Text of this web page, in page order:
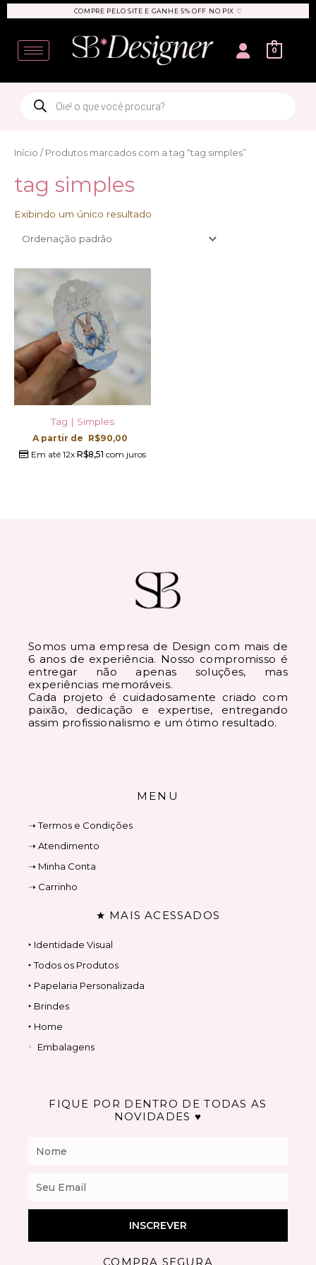
conteúdo
COMPRE PELO SITE E GANHE 5% OFF NO PIX ♡
User
0
search
Início / Produtos marcados com a tag “tag simples”
tag simples
Exibindo um único resultado
Tag | Simples
A partir de R$90,00
Em até 12xR$8,51 com juros
Somos uma empresa de Design com mais de
6 anos de experiência. Nosso compromisso é
entregar não apenas soluções, mas
experiências memoráveis.
Cada projeto é cuidadosamente criado com
paixão, dedicação e expertise, entregando
assim profissionalismo e um ótimo resultado.
MENU
➝ Termos e Condições
➝ Atendimento
➝ Minha Conta
➝ Carrinho
★ MAIS ACESSADOS
‣ Identidade Visual
‣ Todos os Produtos
‣ Papelaria Personalizada
‣ Brindes
‣ Home
Embalagens
FIQUE POR DENTRO DE TODAS AS
NOVIDADES ♥
INSCREVER
COMPRA SEGURA